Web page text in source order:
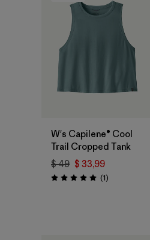
W's Capilene® Cool
Trail Cropped Tank
$ 49 $ 33,99
Valoración: 5.0 / 5
(1Comentarios
)